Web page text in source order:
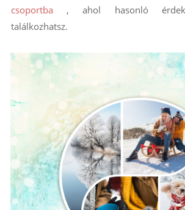
csoportba , ahol hasonló
találkozhatsz.